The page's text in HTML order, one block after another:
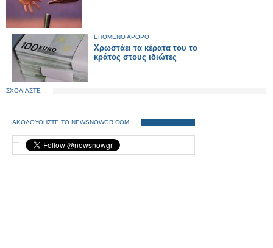
ΕΠΟΜΕΝΟ ΑΡΘΡΟ
Χρωστάει τα κέρατα του το
κράτος στους ιδιώτες
ΣΧΟΛΙΑΣΤΕ
ΑΚΟΛΟΥΘΗΣΤΕ ΤΟ NEWSNOWGR.COM